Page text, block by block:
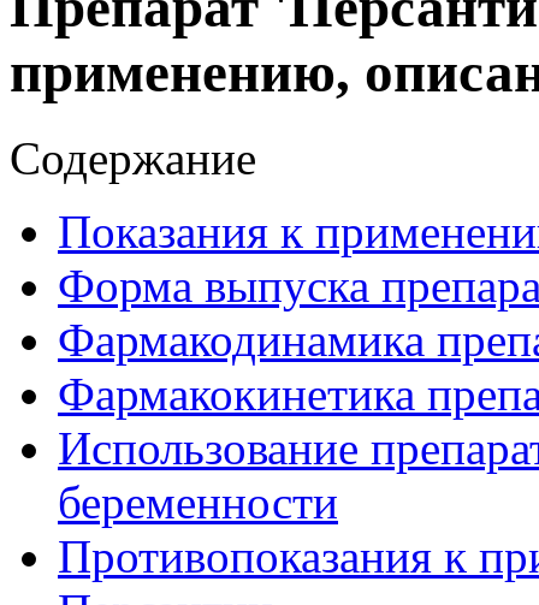
применению,
Содержание
Показания к
Форма выпуска
Фармакодинамика
Фармакокинетика
Использование
беременности
Противопоказания к